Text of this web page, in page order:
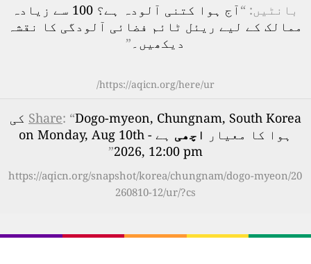
بانٹیں: “
آج ہوا کتنی آلودہ ہے؟ 100 سے زیادہ
ممالک کے لیے ریئل ٹائم فضائی آلودگی کا نقشہ
دیکھیں۔ ”
https://aqicn.org/here/ur/
Share : “
Dogo-myeon, Chungnam, South Korea کی
ہوا کا معیار
اچھی
ہے - on Monday, Aug 10th
2026, 12:00 pm
”
https://aqicn.org/snapshot/korea/chungnam/dogo-myeon/20
260810-12/ur/?cs